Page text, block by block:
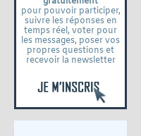
pour pouvoir participer,
suivre les réponses en
temps réel, voter pour
les messages, poser vos
propres questions et
recevoir la newsletter